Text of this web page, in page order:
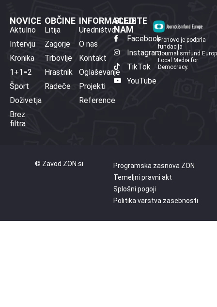
NOVICE
Aktulno
Intervju
Kronika
1+1=2
Šport
Doživetja
Brez
filtra
OBČINE
Litija
Zagorje
Trbovlje
Hrastnik
Radeče
INFORMACIJE
Uredništvo
O nas
Kontakt
Oglaševanje
Projekti
Reference
SLEDITE
NAM
Facebook
Instagram
TikTok
YouTube
Prenovo je podprla
fundacija
Journalismfund
Local Media for
Democracy.
© Zavod ZON.si
Programska zasnova ZON
Temeljni pravni akt
Splošni pogoji
Politika varstva zasebnosti